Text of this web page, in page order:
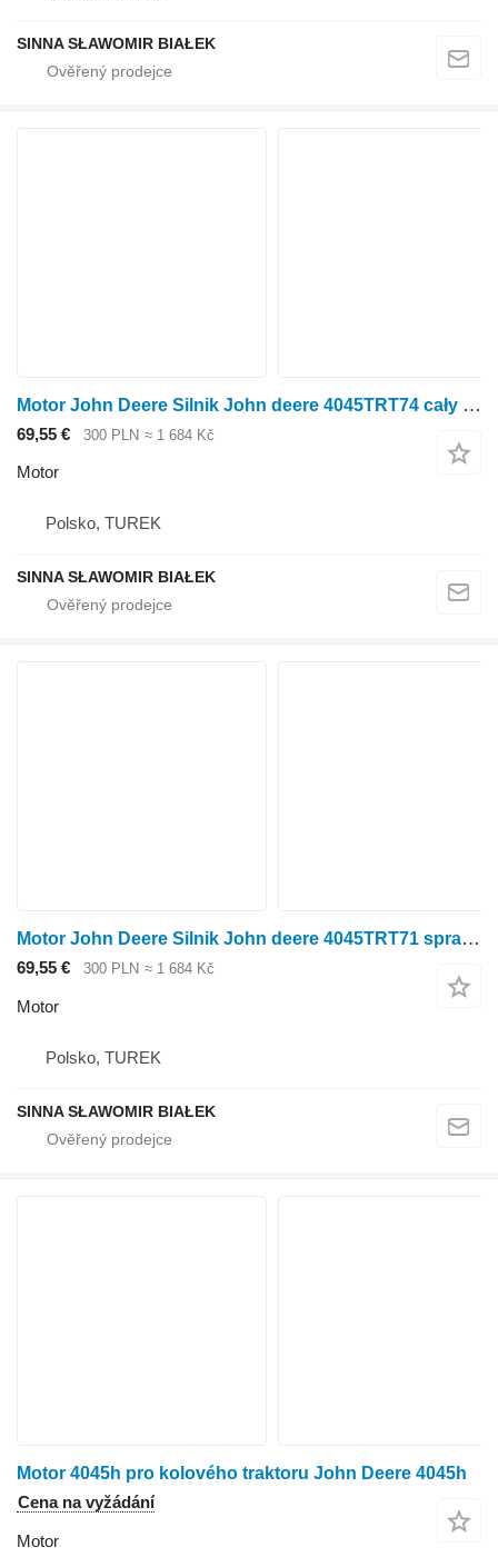
SINNA SŁAWOMIR BIAŁEK
Motor John Deere Silnik John deere 4045TRT74 cały kompletny sprawny renault
69,55 € 300 PLN ≈ 1 684 Kč
Motor
Polsko, TUREK
SINNA SŁAWOMIR BIAŁEK
Motor John Deere Silnik John deere 4045TRT71 sprawny renault pro kolového traktoru
69,55 € 300 PLN ≈ 1 684 Kč
Motor
Polsko, TUREK
SINNA SŁAWOMIR BIAŁEK
Motor 4045h pro kolového traktoru John Deere 4045h
Cena na vyžádání
Motor